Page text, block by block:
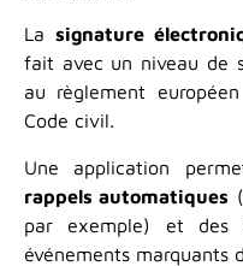
La signature
fait avec un niveau de
au règlement
Code civil.
Une application
rappels automatiques
par exemple) et des
événements marquants